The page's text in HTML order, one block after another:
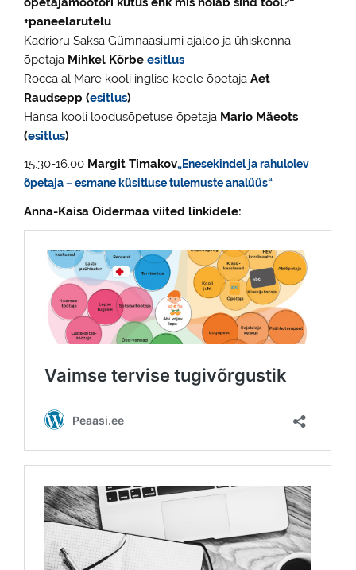
+paneelarutelu
Kadrioru Saksa Gümnaasiumi ajaloo ja ühiskonna
õpetaja Mihkel Kõrbeesitlus
Rocca al Mare kooli inglise keele õpetaja Aet
Raudsepp (esitlus)
Hansa kooli loodusõpetuse õpetaja Mario Mäeots
(esitlus)
15.30-16.00 Margit Timakov„Enesekindel ja rahulolev
õpetaja – esmane küsitluse tulemuste analüüs“
Anna-Kaisa Oidermaa viited linkidele: